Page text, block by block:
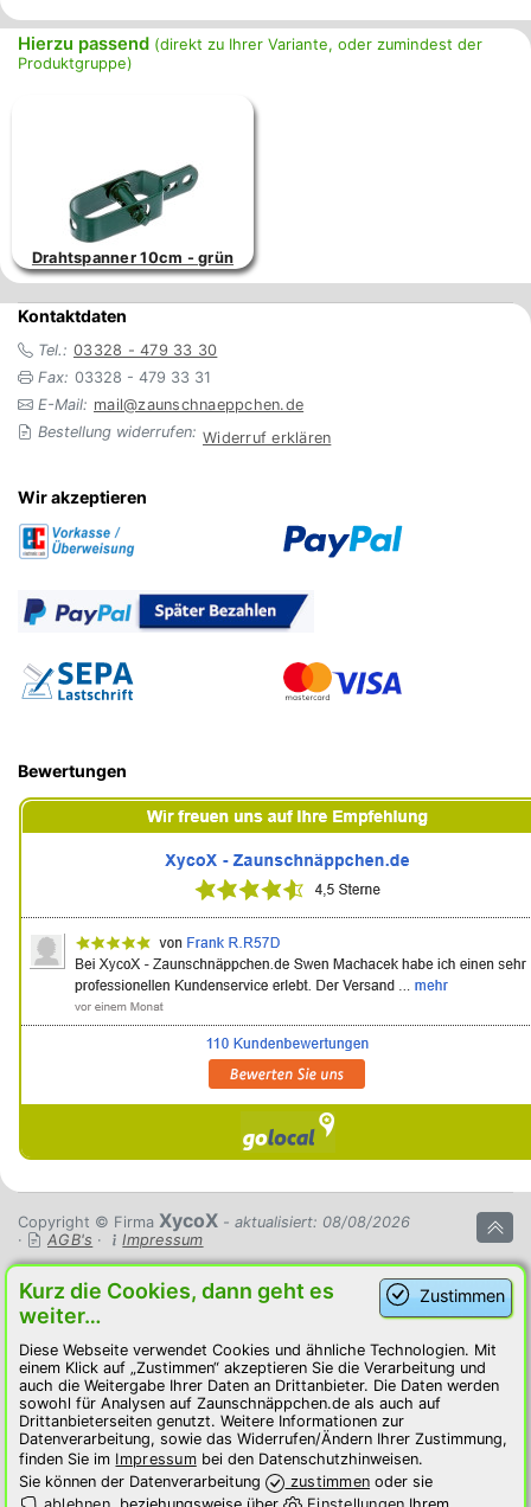
Hierzu passend (direkt zu Ihrer Variante, oder zumindest der
Produktgruppe)
Drahtspanner 10cm - grün
Kontaktdaten
Tel.: 03328 - 479 33 30
Fax: 03328 - 479 33 31
E-Mail: mail@zaunschnaeppchen.de
Bestellung widerrufen: Widerruf erklären
Wir akzeptieren
Bewertungen
Copyright © Firma XycoX - aktualisiert: 08/08/2026
·
AGB's · Impressum
Zustimmen
Kurz die Cookies, dann geht es
weiter…
Diese Webseite verwendet Cookies und ähnliche Technologien. Mit
einem Klick auf „Zustimmen“ akzeptieren Sie die Verarbeitung und
auch die Weitergabe Ihrer Daten an Drittanbieter. Die Daten werden
sowohl für Analysen auf Zaunschnäppchen.de als auch auf
Drittanbieterseiten genutzt. Weitere Informationen zur
Datenverarbeitung, sowie das Widerrufen/Ändern Ihrer Zustimmung,
finden Sie im Impressumbei den Datenschutzhinweisen.
Sie können der Datenverarbeitung
zustimmen oder sie